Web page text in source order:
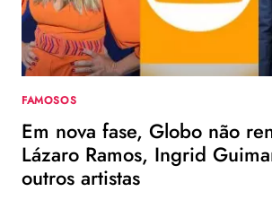
“TE
AMO”
FAMOSOS
Em nova fase, Globo não
Lázaro Ramos, Ingrid
outros artistas